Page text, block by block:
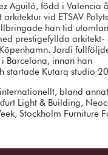
Aguiló, född i Valencia
vid ETSAV
han tid
prestigefyllda arkitekt-
Jordi
Barcelona, innan han
startade Kutarq studio
bland
Light & Building,
Stockholm Furniture